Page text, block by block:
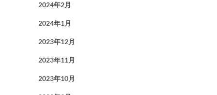
2024年2月
2024年1月
2023年12月
2023年11月
2023年10月